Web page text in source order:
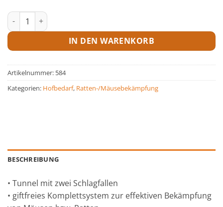
Köderstation Bromol Menge
IN DEN WARENKORB
Artikelnummer: 584
Kategorien: Hofbedarf, Ratten-/Mäusebekämpfung
BESCHREIBUNG
• Tunnel mit zwei Schlagfallen
• giftfreies Komplettsystem zur effektiven Bekämpfung